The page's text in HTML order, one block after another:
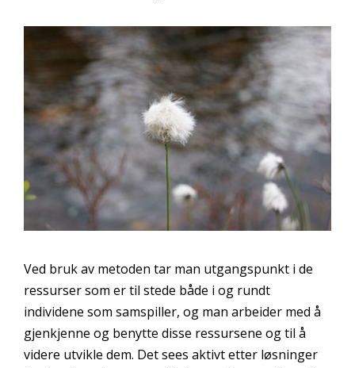
Ved bruk av metoden tar man utgangspunkt i de
ressurser som er til stede både i og rundt
individene som samspiller, og man arbeider med å
gjenkjenne og benytte disse ressursene og til å
videre utvikle dem. Det sees aktivt etter løsninger